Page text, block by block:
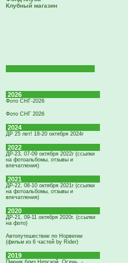
Клубный магазин
2026
Фото СНГ-2026
Фото СНГ 2026
2024
ДР 25 лет! 18-20 октября 2024г
2022
ДР-23, 07-09 октября 2022г (ссылки
на фотоальбомы, отзывы и
впечатления)
2021
ДР-22, 08-10 октября 2021г (ссылки
на фотоальбомы, отзывы и
впечатления)
2020
ДР-21, 09-11 октября 2020г. (ссылки
на фото)
Автопутешествие по Норвегии
(фильм из 6 частей by Rider)
2019
Пикник близ Нерской. Осень. -